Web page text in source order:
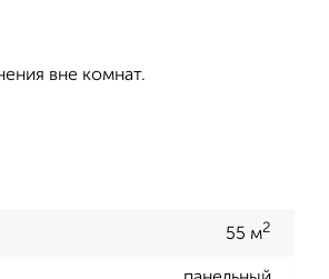
вне комнат.
55 м2